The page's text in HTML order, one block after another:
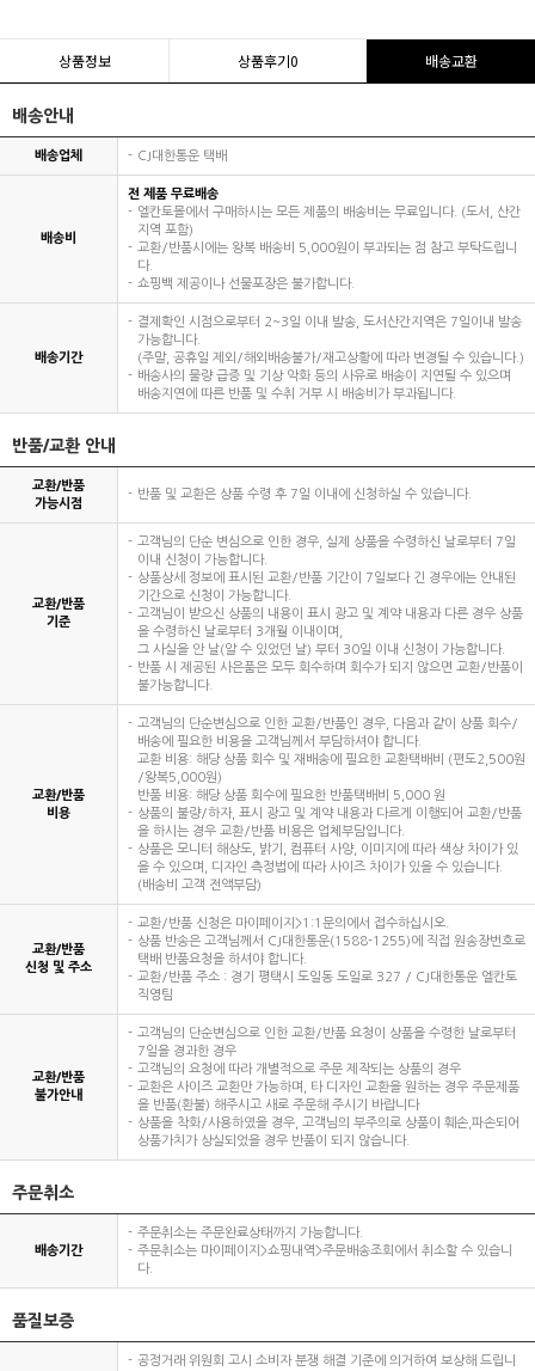
상품정보 상품후기0 배송교환
배송안내
배송업체 CJ대한통운 택배
배송비
전 제품 무료배송
엘칸토몰에서 구매하시는 모든 제품의 배송비는 무료입니다. (도서, 산간
지역 포함)
교환/반품시에는 왕복 배송비 5,000원이 부과되는 점 참고 부탁드립니
다.
쇼핑백 제공이나 선물포장은 불가합니다.
배송기간
결제확인 시점으로부터 2~3일 이내 발송, 도서산간지역은 7일이내 발송
가능합니다.
(주말, 공휴일 제외/해외배송불가/재고상황에 따라 변경될 수 있습니다.)
배송사의 물량 급증 및 기상 악화 등의 사유로 배송이 지연될 수 있으며
배송지연에 따른 반품 및 수취 거부 시 배송비가 부과됩니다.
반품/교환 안내
교환/반품
가능시점
반품 및 교환은 상품 수령 후 7일 이내에 신청하실 수 있습니다.
교환/반품
기준
고객님의 단순 변심으로 인한 경우, 실제 상품을 수령하신 날로부터 7일
이내 신청이 가능합니다.
상품상세 정보에 표시된 교환/반품 기간이 7일보다 긴 경우에는 안내된
기간으로 신청이 가능합니다.
고객님이 받으신 상품의 내용이 표시 광고 및 계약 내용과 다른 경우 상품
을 수령하신 날로부터 3개월 이내이며,
그 사실을 안 날(알 수 있었던 날) 부터 30일 이내 신청이 가능합니다.
반품 시 제공된 사은품은 모두 회수하며 회수가 되지 않으면 교환/반품이
불가능합니다.
교환/반품
비용
고객님의 단순변심으로 인한 교환/반품인 경우, 다음과 같이 상품 회수/
배송에 필요한 비용을 고객님께서 부담하셔야 합니다.
교환 비용: 해당 상품 회수 및 재배송에 필요한 교환택배비 (편도2,500원
/왕복5,000원)
반품 비용: 해당 상품 회수에 필요한 반품택배비 5,000 원
상품의 불량/하자, 표시 광고 및 계약 내용과 다르게 이행되어 교환/반품
을 하시는 경우 교환/반품 비용은 업체부담입니다.
상품은 모니터 해상도, 밝기, 컴퓨터 사양, 이미지에 따라 색상 차이가 있
을 수 있으며, 디자인 측정법에 따라 사이즈 차이가 있을 수 있습니다.
(배송비 고객 전액부담)
교환/반품
신청 및 주소
교환/반품 신청은 마이페이지>1:1문의에서 접수하십시오.
상품 반송은 고객님께서 CJ대한통운(1588-1255)에 직접 원송장번호로
택배 반품요청을 하셔야 합니다.
교환/반품 주소 : 경기 평택시 도일동 도일로 327 / CJ대한통운 엘칸토
직영팀
교환/반품
불가안내
고객님의 단순변심으로 인한 교환/반품 요청이 상품을 수령한 날로부터
7일을 경과한 경우
고객님의 요청에 따라 개별적으로 주문 제작되는 상품의 경우
교환은 사이즈 교환만 가능하며, 타 디자인 교환을 원하는 경우 주문제품
을 반품(환불) 해주시고 새로 주문해 주시기 바랍니다
상품을 착화/사용하였을 경우, 고객님의 부주의로 상품이 훼손,파손되어
상품가치가 상실되었을 경우 반품이 되지 않습니다.
주문취소
배송기간
주문취소는 주문완료상태까지 가능합니다.
주문취소는 마이페이지>쇼핑내역>주문배송조회에서 취소할 수 있습니
다.
품질보증
공정거래 위원회 고시 소비자 분쟁 해결 기준에 의거하여 보상해 드립니